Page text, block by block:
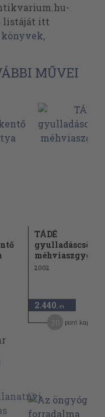
listáját itt
könyvek,
MŰVEI
TÁDÉ
2002
2.440 ,-Ft
pont kapható